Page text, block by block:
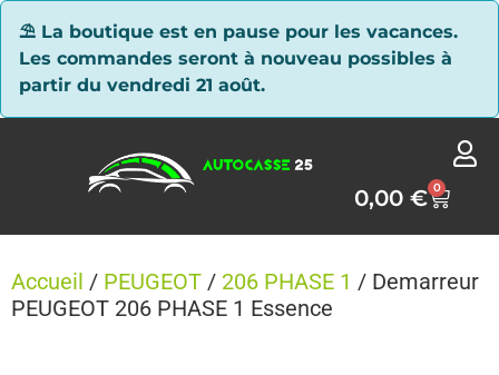
⛱ La boutique est en pause pour les vacances.
Les commandes seront à nouveau possibles à
partir du vendredi 21 août.
0,00€ 0
Accueil / PEUGEOT / 206 PHASE 1 / Demarreur
PEUGEOT 206 PHASE 1 Essence
Panneau de gestion des cookies